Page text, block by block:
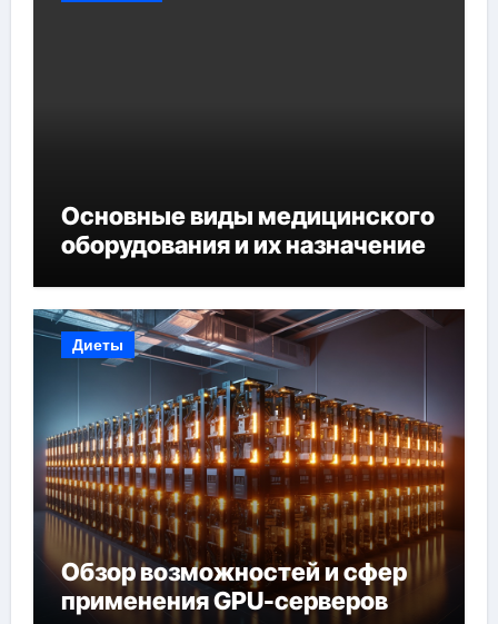
Основные виды медицинского
оборудования и их назначение
Диеты
Обзор возможностей и сфер
применения GPU-серверов